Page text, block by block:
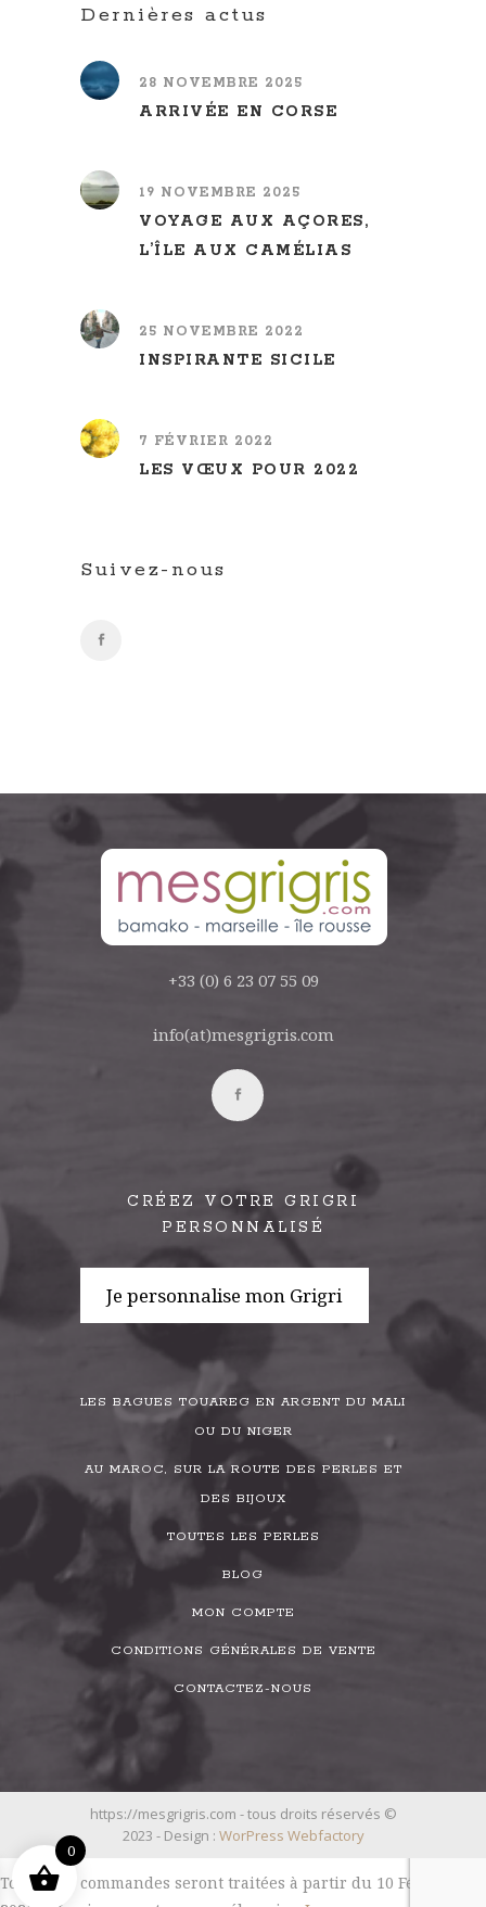
Dernières actus
28 NOVEMBRE 2025
ARRIVÉE EN CORSE
19 NOVEMBRE 2025
VOYAGE AUX AÇORES,
L’ÎLE AUX CAMÉLIAS
25 NOVEMBRE 2022
INSPIRANTE SICILE
7 FÉVRIER 2022
LES VŒUX POUR 2022
Suivez-nous
+33 (0) 6 23 07 55 09
info(at)mesgrigris.com
CRÉEZ VOTRE GRIGRI
PERSONNALISÉ
Je personnalise mon Grigri
LES BAGUES TOUAREG EN ARGENT DU MALI
OU DU NIGER
AU MAROC, SUR LA ROUTE DES PERLES ET
DES BIJOUX
TOUTES LES PERLES
BLOG
MON COMPTE
CONDITIONS GÉNÉRALES DE VENTE
CONTACTEZ-NOUS
https://mesgrigris.com - tous droits réservés ©
2023 - Design : WorPress Webfactory
Toutes les commandes seront traitées à partir du 10 Février
0